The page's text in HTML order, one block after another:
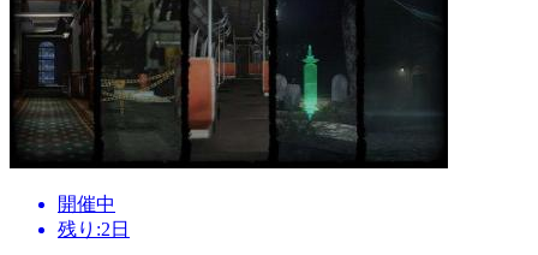
開催中
残り:2日